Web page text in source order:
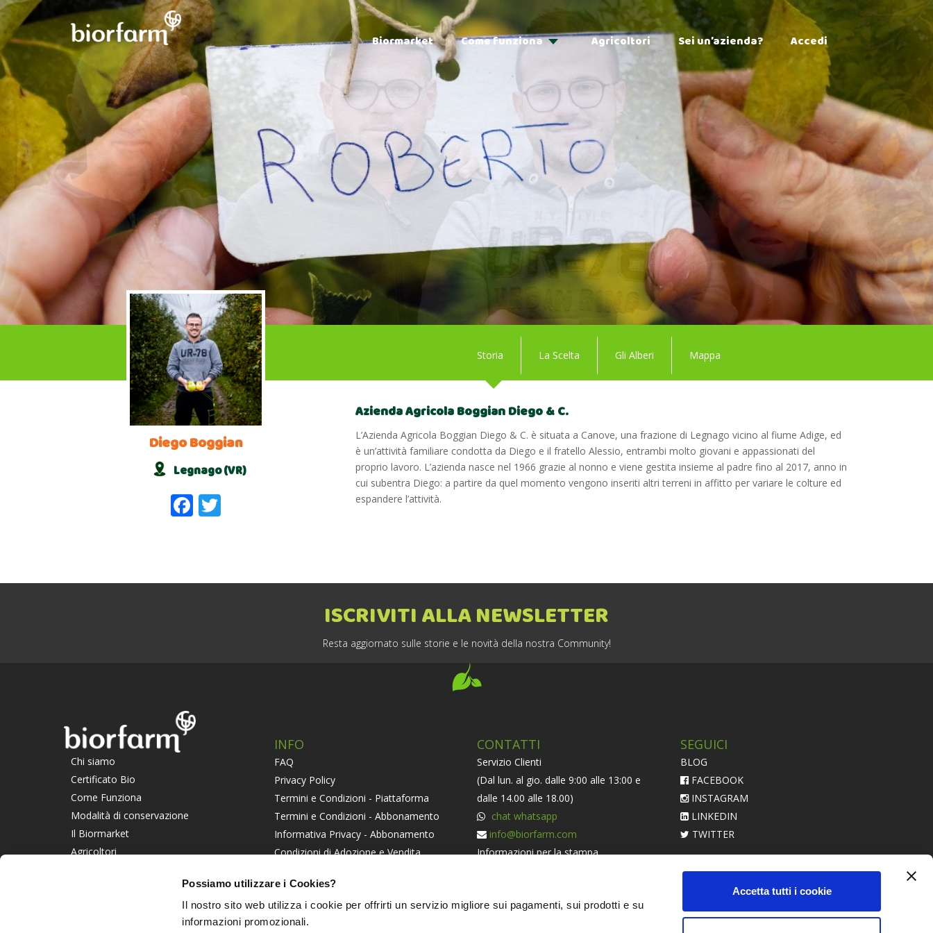
Possiamo utilizzare i Cookies?
Il nostro sito web utilizza i cookie per offrirti un servizio migliore sui pagamenti, sui prodotti e su
informazioni promozionali.
Accetta tutti i cookie
Biormarket Come funziona Agricoltori Sei un’azienda? Accedi
Diego Boggian
Legnago (VR)
Facebook
Storia La Scelta Gli Alberi Mappa
Azienda Agricola Boggian Diego & C.
L’Azienda Agricola Boggian Diego & C. è situata a Canove, una frazione di Legnago vicino al fiume Adige, ed
è un’attività familiare condotta da Diego e il fratello Alessio, entrambi molto giovani e appassionati del
proprio lavoro. L’azienda nasce nel 1966 grazie al nonno e viene gestita insieme al padre fino al 2017, anno in
cui subentra Diego: a partire da quel momento vengono inseriti altri terreni in affitto per variare le colture ed
espandere l’attività.
ISCRIVITI ALLA NEWSLETTER
Resta aggiornato sulle storie e le novità della nostra Community!
Chi siamo
Certificato Bio
Come Funziona
Modalità di conservazione
Il Biormarket
Agricoltori
INFO
FAQ
Privacy Policy
Termini e Condizioni - Piattaforma
Termini e Condizioni - Abbonamento
Informativa Privacy - Abbonamento
Condizioni di Adozione e Vendita
Informativa Societaria
PARTNERS
CONTATTI
Servizio Clienti
(Dal lun. al gio. dalle 9:00 alle 13:00 e
dalle 14.00 alle 18.00)
chat whatsapp
info@biorfarm.com
Informazioni per la stampa
essere dei nostriclicca qui.
SEGUICI
BLOG
FACEBOOK
INSTAGRAM
LINKEDIN
TWITTER